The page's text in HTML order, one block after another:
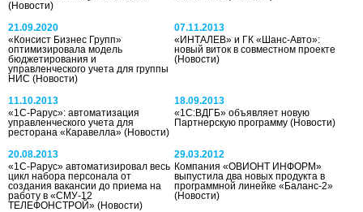
(Новости)
21.09.2020
«Консист Бизнес Групп»
оптимизировала модель
бюджетирования и
управленческого учета для группы
НИС (Новости)
07.11.2013
«ИНТАЛЕВ» и ГК «Шанс-Авто»:
новый виток в совместном проекте
(Новости)
11.10.2013
«1С-Рарус»: автоматизация
управленческого учета для
ресторана «Каравелла» (Новости)
18.09.2013
«1С:ВДГБ» объявляет новую
Партнерскую программу(Новости)
20.08.2013
«1С-Рарус» автоматизировал весь
цикл набора персонала от
создания вакансии до приема на
работу в «СМУ-12
ТЕЛЕФОНСТРОЙ» (Новости)
29.03.2012
Компания «ОВИОНТ ИНФОРМ»
выпустила два новых продукта в
программной линейке «Баланс-2»
(Новости)